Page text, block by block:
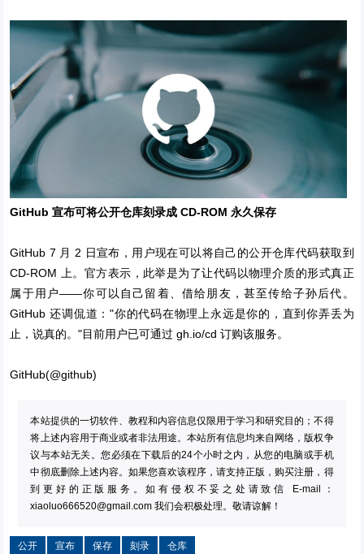
GitHub 宣布可将公开仓库刻录成 CD-ROM 永久保存
GitHub 7 月 2 日宣布，用户现在可以将自己的公开仓库代码获取到
CD-ROM 上。官方表示，此举是为了让代码以物理介质的形式真正
属于用户——你可以自己留着、借给朋友，甚至传给子孙后代。
GitHub 还调侃道："你的代码在物理上永远是你的，直到你弄丢为
止，说真的。"目前用户已可通过 gh.io/cd 订购该服务。
GitHub(@github)
本站提供的一切软件、教程和内容信息仅限用于学习和研究目的；不得
将上述内容用于商业或者非法用途。本站所有信息均来自网络，版权争
议与本站无关。您必须在下载后的24个小时之内，从您的电脑或手机
中彻底删除上述内容。如果您喜欢该程序，请支持正版，购买注册，得
到更好的正版服务。如有侵权不妥之处请致信 E-mail：
xiaoluo666520@gmail.com 我们会积极处理。敬请谅解！
公开 宣布 保存 刻录 仓库